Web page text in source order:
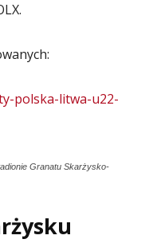
polska-litwa-u22-
Granatu Skarżysko-